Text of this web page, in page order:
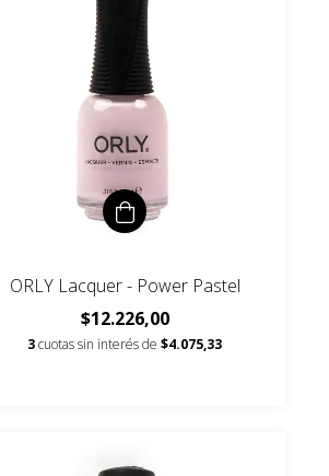
ORLY Lacquer - Power Pastel
$12.226,00
3cuotas sin interés de$4.075,33